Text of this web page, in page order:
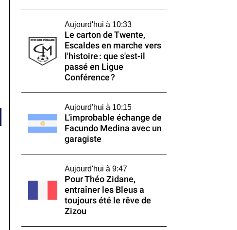
Aujourd'hui à 10:33
Le carton de Twente,
Escaldes en marche vers
l'histoire : que s'est-il
passé en Ligue
Conférence ?
Aujourd'hui à 10:15
L'improbable échange de
Facundo Medina avec un
garagiste
Aujourd'hui à 9:47
Pour Théo Zidane,
entraîner les Bleus a
toujours été le rêve de
Zizou